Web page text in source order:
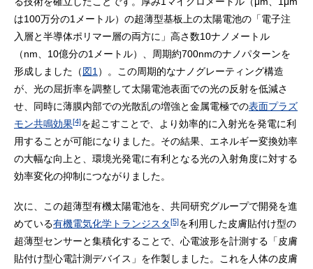
は100万分の1メートル）の超薄型基板上の太陽電池の「電子注
入層と半導体ポリマー層の両方に」高さ数10ナノメートル
（nm、10億分の1メートル）、周期約700nmのナノパターンを
形成しました（図1 ）。この周期的なナノグレーティング構造
が、光の屈折率を調整して太陽電池表面での光の反射を低減さ
せ、同時に薄膜内部での光散乱の増強と金属電極での表面プラズ
モン共鳴効果[4]を起こすことで、より効率的に入射光を発電に利
用することが可能になりました。その結果、エネルギー変換効率
の大幅な向上と、環境光発電に有利となる光の入射角度に対する
効率変化の抑制につながりました。
次に、この超薄型有機太陽電池を、共同研究グループで開発を進
めている有機電気化学トランジスタ[5]を利用した皮膚貼付け型の
超薄型センサーと集積化することで、心電波形を計測する「皮膚
貼付け型心電計測デバイス」を作製しました。これを人体の皮膚